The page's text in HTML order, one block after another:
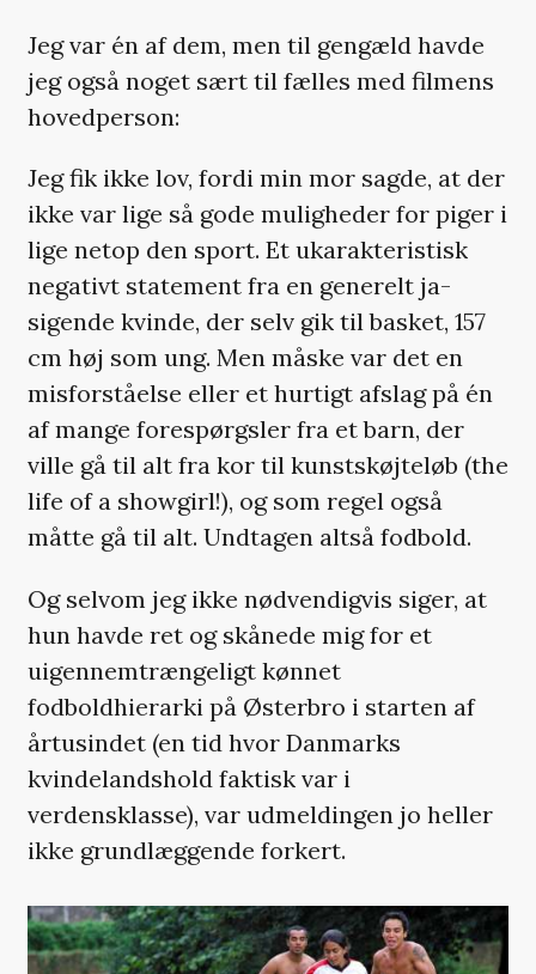
Jeg var én af dem, men til gengæld havde
jeg også noget sært til fælles med filmens
hovedperson:
Jeg fik ikke lov, fordi min mor sagde, at der
ikke var lige så gode muligheder for piger i
lige netop den sport. Et ukarakteristisk
negativt statement fra en generelt ja-
sigende kvinde, der selv gik til basket, 157
cm høj som ung. Men måske var det en
misforståelse eller et hurtigt afslag på én
af mange forespørgsler fra et barn, der
ville gå til alt fra kor til kunstskøjteløb (the
life of a showgirl!), og som regel også
måtte gå til alt. Undtagen altså fodbold.
Og selvom jeg ikke nødvendigvis siger, at
hun havde ret og skånede mig for et
uigennemtrængeligt kønnet
fodboldhierarki på Østerbro i starten af
årtusindet (en tid hvor Danmarks
kvindelandshold faktisk var i
verdensklasse), var udmeldingen jo heller
ikke grundlæggende forkert.